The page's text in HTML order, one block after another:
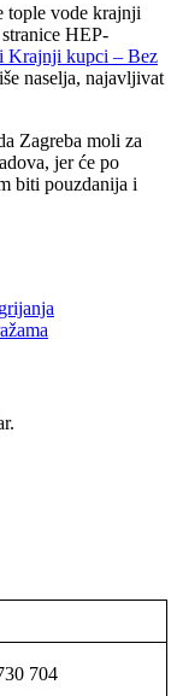
tople vode krajnji
HEP-
Krajnji kupci – Bez
naselja, najavljivat
Zagreba moli za
jer će po
biti pouzdanija i
704